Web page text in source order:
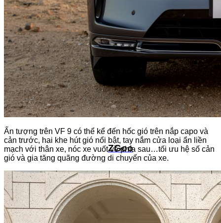
Evo Grand Lite
Evo Lite Neo
Flazz
Flazz Max
ZGoo
Amio
Ấn tượng trên VF 9 có thể kể đến hốc gió trên nắp capo và
cản trước, hai khe hút gió nổi bật, tay nắm cửa loại ẩn liền
mạch với thân xe, nóc xe vuốt về phía sau…tối ưu hệ số cản
gió và gia tăng quãng đường di chuyển của xe.